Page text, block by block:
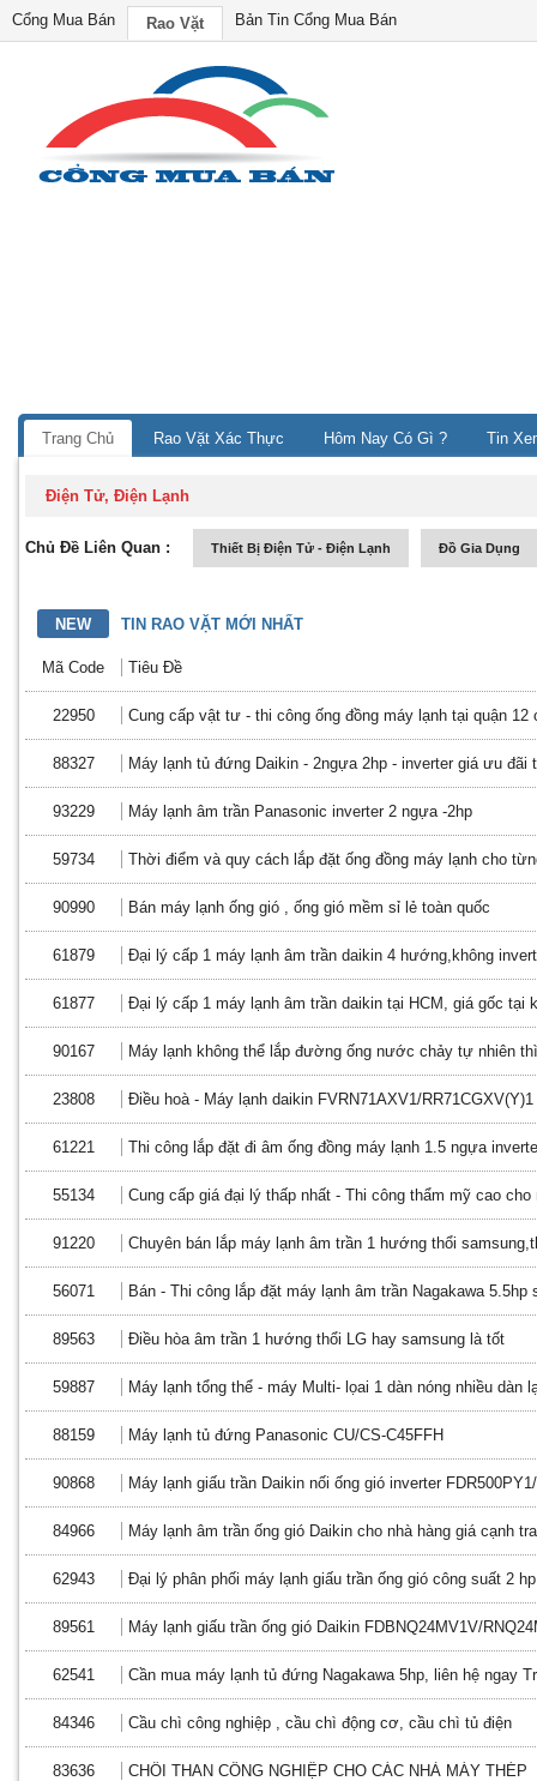
Cổng Mua Bán Rao Vặt Bản Tin Cổng Mua Bán
Trang Chủ Rao Vặt Xác Thực Hôm Nay Có Gì ? Tin
Điện Tử, Điện Lạnh
Chủ Đề Liên Quan : Thiết Bị Điện Tử - Điện Lạnh Đồ Gia Dụng
NEW TIN RAO VẶT MỚI NHẤT
Mã Code Tiêu Đề
22950 Cung cấp vật tư - thi công ống đồng máy lạnh tại quận 12
88327 Máy lạnh tủ đứng Daikin - 2ngựa 2hp - inverter giá ưu đãi
93229 Máy lạnh âm trần Panasonic inverter 2 ngựa -2hp
59734 Thời điểm và quy cách lắp đặt ống đồng máy lạnh cho
90990 Bán máy lạnh ống gió , ống gió mềm sỉ lẻ toàn quốc
61879 Đại lý cấp 1 máy lạnh âm trần daikin 4 hướng,không
61877 Đại lý cấp 1 máy lạnh âm trần daikin tại HCM, giá gốc tại
90167 Máy lạnh không thể lắp đường ống nước chảy tự nhiên
23808 Điều hoà - Máy lạnh daikin FVRN71AXV1/
61221 Thi công lắp đặt đi âm ống đồng máy lạnh 1.5 ngựa
55134 Cung cấp giá đại lý thấp nhất - Thi công thẩm mỹ cao cho
91220 Chuyên bán lắp máy lạnh âm trần 1 hướng thổi
56071 Bán - Thi công lắp đặt máy lạnh âm trần Nagakawa 5.5hp
89563 Điều hòa âm trần 1 hướng thổi LG hay samsung là tốt
59887 Máy lạnh tổng thể - máy Multi- lọai 1 dàn nóng nhiều dàn
88159 Máy lạnh tủ đứng Panasonic CU/CS-C45FFH
90868 Máy lạnh giấu trần Daikin nối ống gió inverter
84966 Máy lạnh âm trần ống gió Daikin cho nhà hàng giá cạnh
62943 Đại lý phân phối máy lạnh giấu trần ống gió công suất 2
89561 Máy lạnh giấu trần ống gió Daikin FDBNQ24MV1V/
62541 Cần mua máy lạnh tủ đứng Nagakawa 5hp, liên hệ ngay
84346 Cầu chì công nghiệp , cầu chì động cơ, cầu chì tủ điện
83636 CHỔI THAN CÔNG NGHIỆP CHO CÁC NHÀ MÁY THÉP